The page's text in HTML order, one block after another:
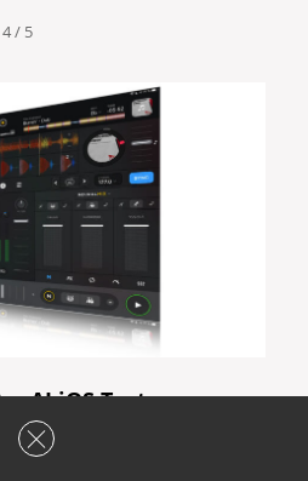
4 / 5
AI iOS Test
neue Version von Djay